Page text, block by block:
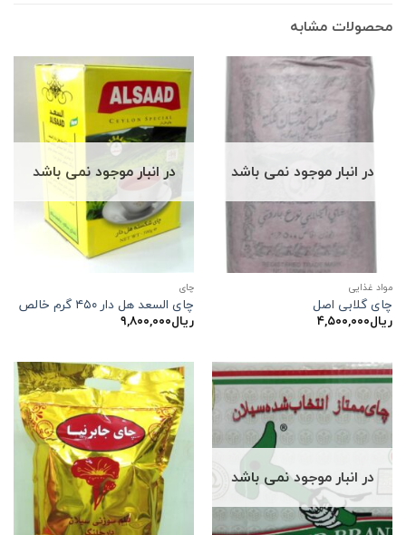
محصولات مشابه
در انبار موجود نمی باشد
مواد غذایی
چای گلابی اصل
ریال۴,۵۰۰,۰۰۰
در انبار موجود نمی باشد
چاي
چای السعد هل دار ۴۵۰ گرم خالص
ریال۹,۸۰۰,۰۰۰
در انبار موجود نمی باشد